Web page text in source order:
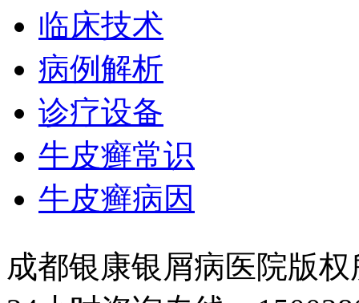
临床技术
病例解析
诊疗设备
牛皮癣常识
牛皮癣病因
成都银康银屑病医院版权